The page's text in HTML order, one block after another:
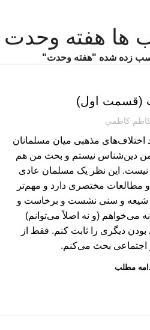
ها هفته وحدت
زده شده "هفته وحدت"
(قسمت اول)
كاظمي
مذهبی میان مسلمانان
دین‌شناس نیستم و بحث من هم
این نظر یک مسلمان عادی
مطالعات مختصری دارد و مهم‌تر
شیعه و سنی نشست و برخاست و
می‌خواهم (و نه اصلاً می‌توانم)
دیگری را ثابت کنم. فقط از
اجتماعی بحث می‌کنم.
مطلب